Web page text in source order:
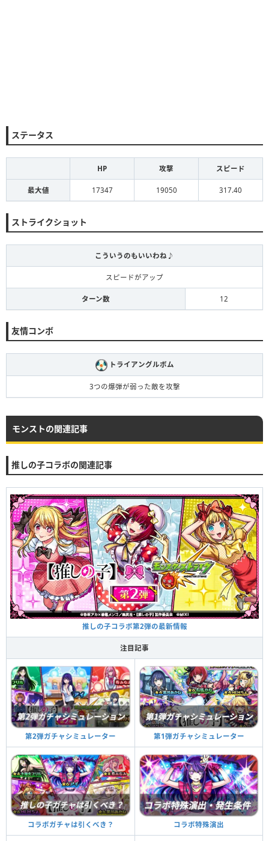
ステータス
HP 攻撃 スピード
最大値 17347 19050 317.40
ストライクショット
こういうのもいいわね♪
スピードがアップ
ターン数 12
友情コンボ
トライアングルボム
3つの爆弾が弱った敵を攻撃
モンストの関連記事
推しの子コラボの関連記事
推しの子コラボ第2弾の最新情報
注目記事
第2弾ガチャシミュレーター 第1弾ガチャシミュレーター
コラボガチャは引くべき？ コラボ特殊演出